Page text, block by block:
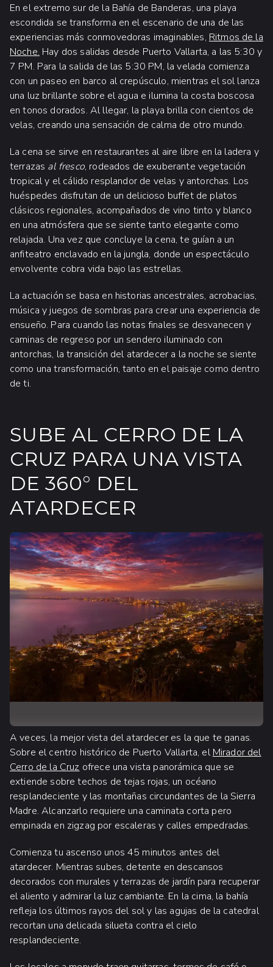
En el extremo sur de la Bahía de Banderas, una playa
escondida se transforma en el escenario de una de las
experiencias más conmovedoras imaginables, Ritmos de la
Noche. Hay dos salidas desde Puerto Vallarta, a las 5:30 y
7 PM. Para la salida de las 5:30 PM, la velada comienza
con un paseo en barco al crepúsculo, mientras el sol lanza
una luz brillante sobre el agua e ilumina la costa boscosa
en tonos dorados. Al llegar, la playa brilla con cientos de
velas, creando una sensación de calma de otro mundo.
La cena se sirve en restaurantes al aire libre en la ladera y
terrazas al fresco, rodeados de exuberante vegetación
tropical y el cálido resplandor de velas y antorchas. Los
huéspedes disfrutan de un delicioso buffet de platos
clásicos regionales, acompañados de vino tinto y blanco
en una atmósfera que se siente tanto elegante como
relajada. Una vez que concluye la cena, te guían a un
anfiteatro enclavado en la jungla, donde un espectáculo
envolvente cobra vida bajo las estrellas.
La actuación se basa en historias ancestrales, acrobacias,
música y juegos de sombras para crear una experiencia de
ensueño. Para cuando las notas finales se desvanecen y
caminas de regreso por un sendero iluminado con
antorchas, la transición del atardecer a la noche se siente
como una transformación, tanto en el paisaje como dentro
de ti.
SUBE AL CERRO DE LA
CRUZ PARA UNA VISTA
DE 360° DEL
ATARDECER
A veces, la mejor vista del atardecer es la que te ganas.
Sobre el centro histórico de Puerto Vallarta, elMirador del
Cerro de la Cruz ofrece una vista panorámica que se
extiende sobre techos de tejas rojas, un océano
resplandeciente y las montañas circundantes de la Sierra
Madre. Alcanzarlo requiere una caminata corta pero
empinada en zigzag por escaleras y calles empedradas.
Comienza tu ascenso unos 45 minutos antes del
atardecer. Mientras subes, detente en descansos
decorados con murales y terrazas de jardín para recuperar
el aliento y admirar la luz cambiante. En la cima, la bahía
refleja los últimos rayos del sol y las agujas de la catedral
recortan una delicada silueta contra el cielo
resplandeciente.